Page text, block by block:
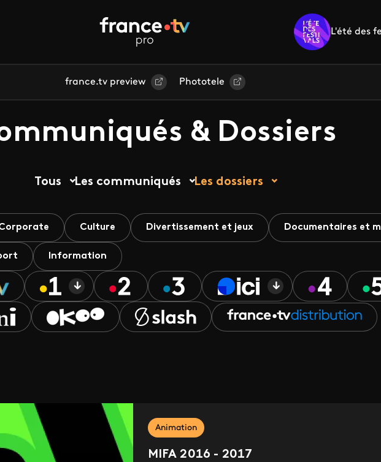
L'été des
france.tv preview Phototele
& Dossiers
Tous Les communiqués Les dossiers
Culture Divertissement et jeux Documentaires et
Information
Animation
MIFA 2016 - 2017